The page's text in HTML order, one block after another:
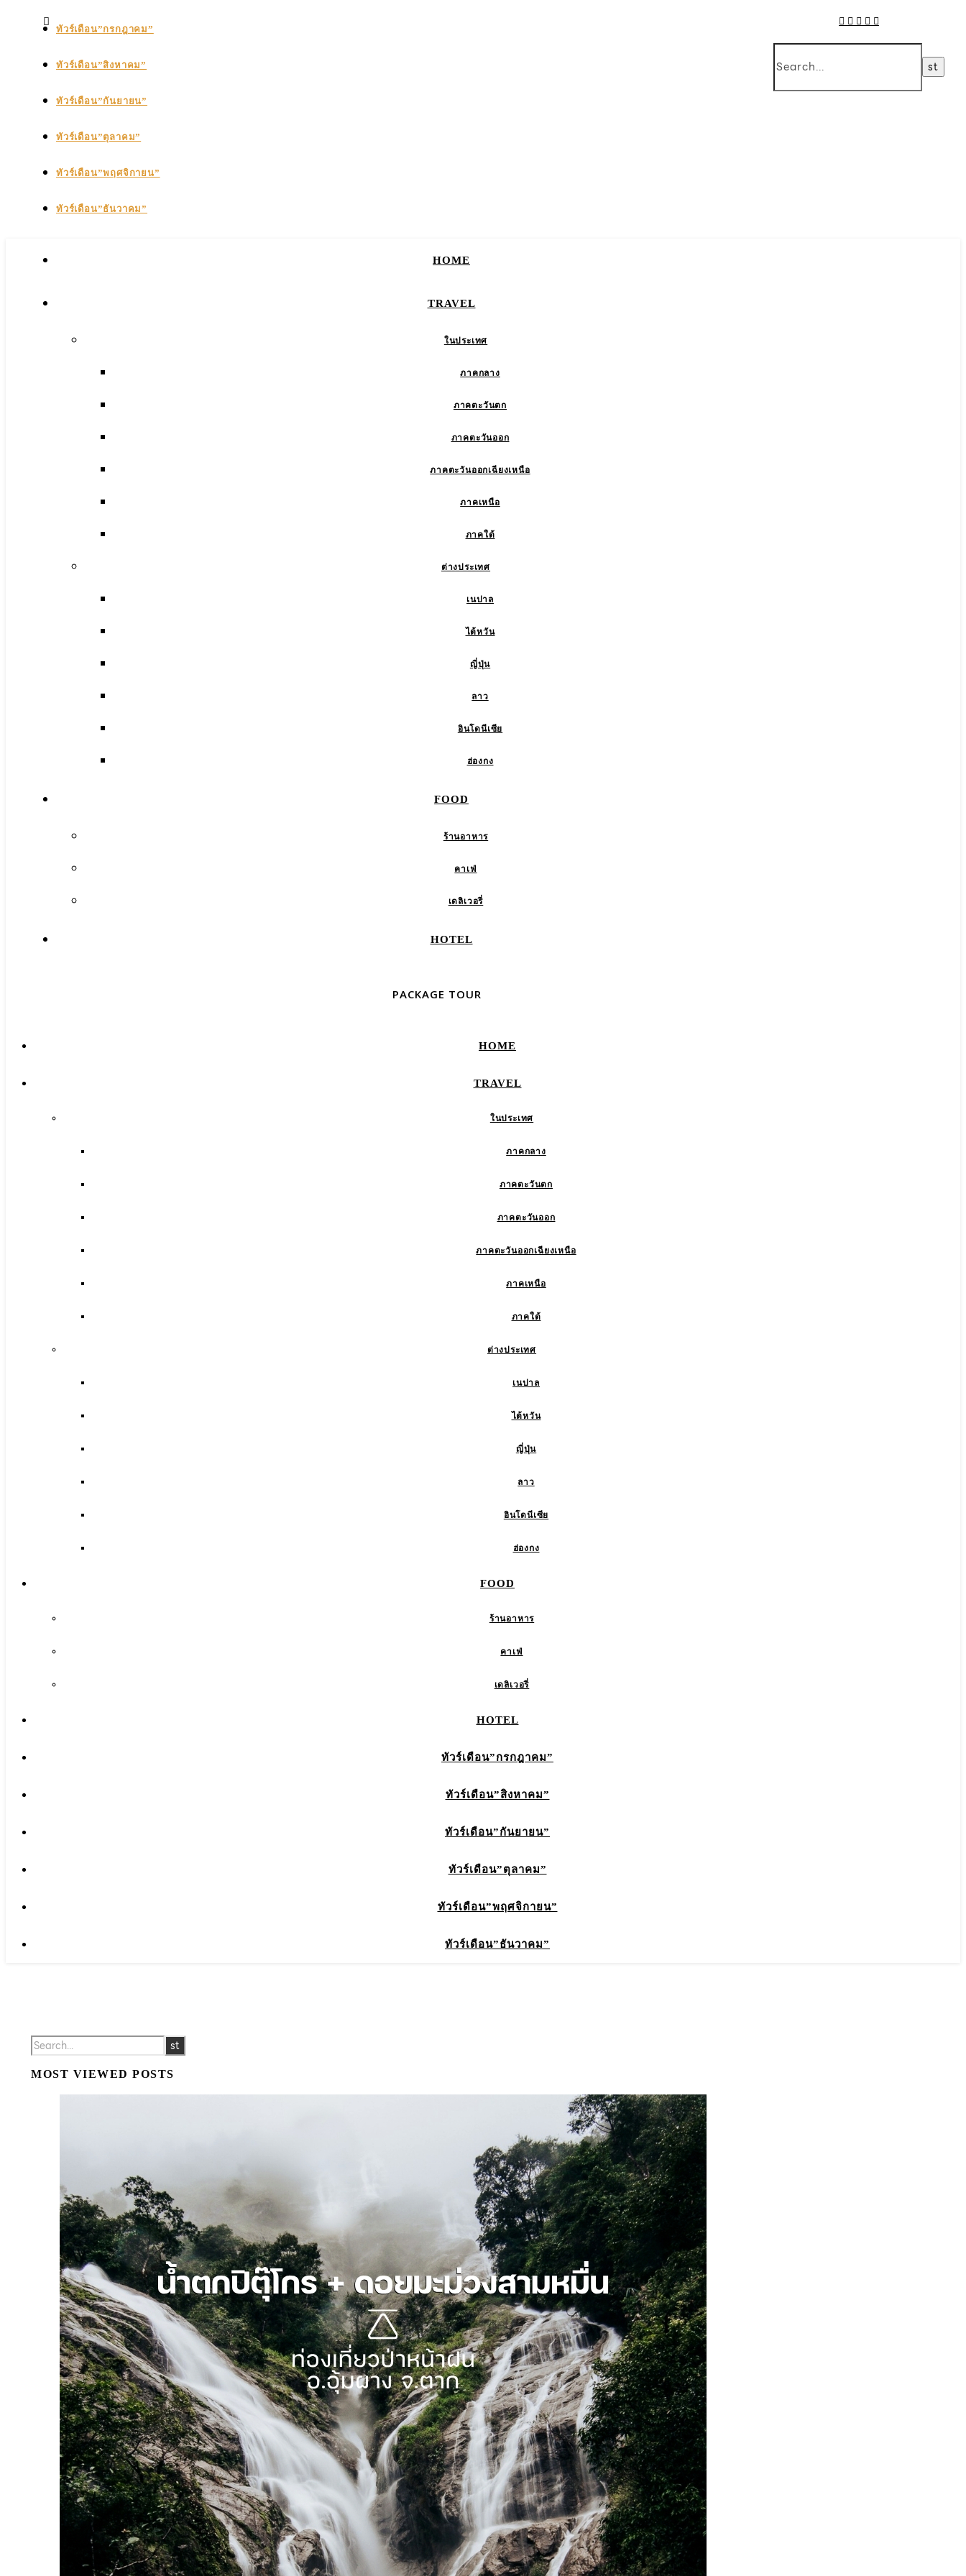
ทัวร์เดือน”กรกฎาคม”
ทัวร์เดือน”สิงหาคม”
ทัวร์เดือน”กันยายน”
ทัวร์เดือน”ตุลาคม”
ทัวร์เดือน”พฤศจิกายน”
ทัวร์เดือน”ธันวาคม”
HOME
TRAVEL
ในประเทศ
ภาคกลาง
ภาคตะวันตก
ภาคตะวันออก
ภาคตะวันออกเฉียงเหนือ
ภาคเหนือ
ภาคใต้
ต่างประเทศ
เนปาล
ไต้หวัน
ญี่ปุ่น
ลาว
อินโดนีเซีย
ฮ่องกง
FOOD
ร้านอาหาร
คาเฟ่
เดลิเวอรี่
HOTEL
PACKAGE TOUR
HOME
TRAVEL
ในประเทศ
ภาคกลาง
ภาคตะวันตก
ภาคตะวันออก
ภาคตะวันออกเฉียงเหนือ
ภาคเหนือ
ภาคใต้
ต่างประเทศ
เนปาล
ไต้หวัน
ญี่ปุ่น
ลาว
อินโดนีเซีย
ฮ่องกง
FOOD
ร้านอาหาร
คาเฟ่
เดลิเวอรี่
HOTEL
ทัวร์เดือน”กรกฎาคม”
ทัวร์เดือน”สิงหาคม”
ทัวร์เดือน”กันยายน”
ทัวร์เดือน”ตุลาคม”
ทัวร์เดือน”พฤศจิกายน”
ทัวร์เดือน”ธันวาคม”
MOST VIEWED POSTS